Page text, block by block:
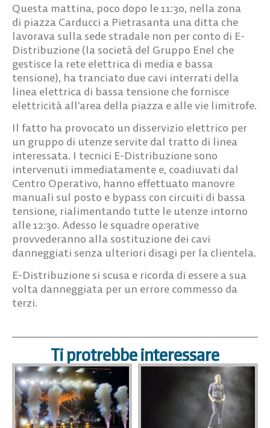
Questa mattina, poco dopo le 11:30, nella zona
di piazza Carducci a Pietrasanta una ditta che
lavorava sulla sede stradale non per conto di E-
Distribuzione (la società del Gruppo Enel che
gestisce la rete elettrica di media e bassa
tensione), ha tranciato due cavi interrati della
linea elettrica di bassa tensione che fornisce
elettricità all’area della piazza e alle vie limitrofe.
Il fatto ha provocato un disservizio elettrico per
un gruppo di utenze servite dal tratto di linea
interessata. I tecnici E-Distribuzione sono
intervenuti immediatamente e, coadiuvati dal
Centro Operativo, hanno effettuato manovre
manuali sul posto e bypass con circuiti di bassa
tensione, rialimentando tutte le utenze intorno
alle 12:30. Adesso le squadre operative
provvederanno alla sostituzione dei cavi
danneggiati senza ulteriori disagi per la clientela.
E-Distribuzione si scusa e ricorda di essere a sua
volta danneggiata per un errore commesso da
terzi.
Ti protrebbe interessare